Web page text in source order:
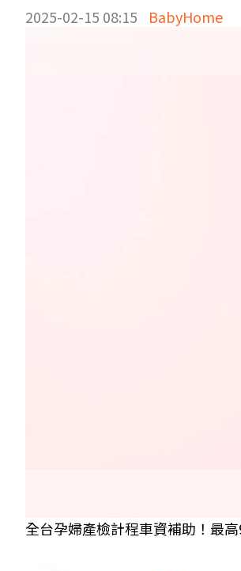
2025-02-15 08:15 BabyHome
全台孕婦產檢計程車資補助！最